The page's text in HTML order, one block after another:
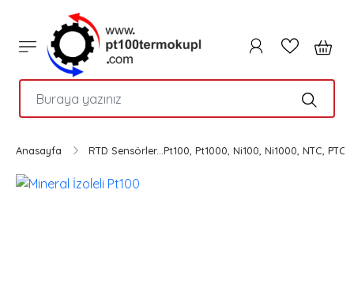
Anasayfa RTD Sensörler...Pt100, Pt1000, Ni100, Ni1000, NTC, PTC